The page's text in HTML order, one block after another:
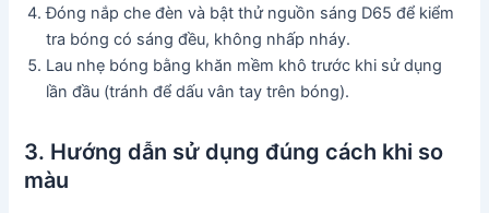
Đóng nắp che đèn và bật thử nguồn sáng D65 để kiểm
tra bóng có sáng đều, không nhấp nháy.
Lau nhẹ bóng bằng khăn mềm khô trước khi sử dụng
lần đầu (tránh để dấu vân tay trên bóng).
3. Hướng dẫn sử dụng đúng cách khi so
màu